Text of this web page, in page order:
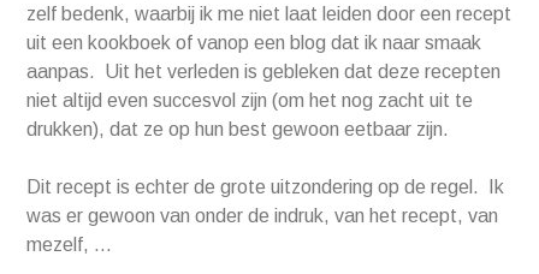
zelf bedenk, waarbij ik me niet laat leiden door een recept
uit een kookboek of vanop een blog dat ik naar smaak
aanpas. Uit het verleden is gebleken dat deze recepten
niet altijd even succesvol zijn (om het nog zacht uit te
drukken), dat ze op hun best gewoon eetbaar zijn.
Dit recept is echter de grote uitzondering op de regel. Ik
was er gewoon van onder de indruk, van het recept, van
mezelf, …